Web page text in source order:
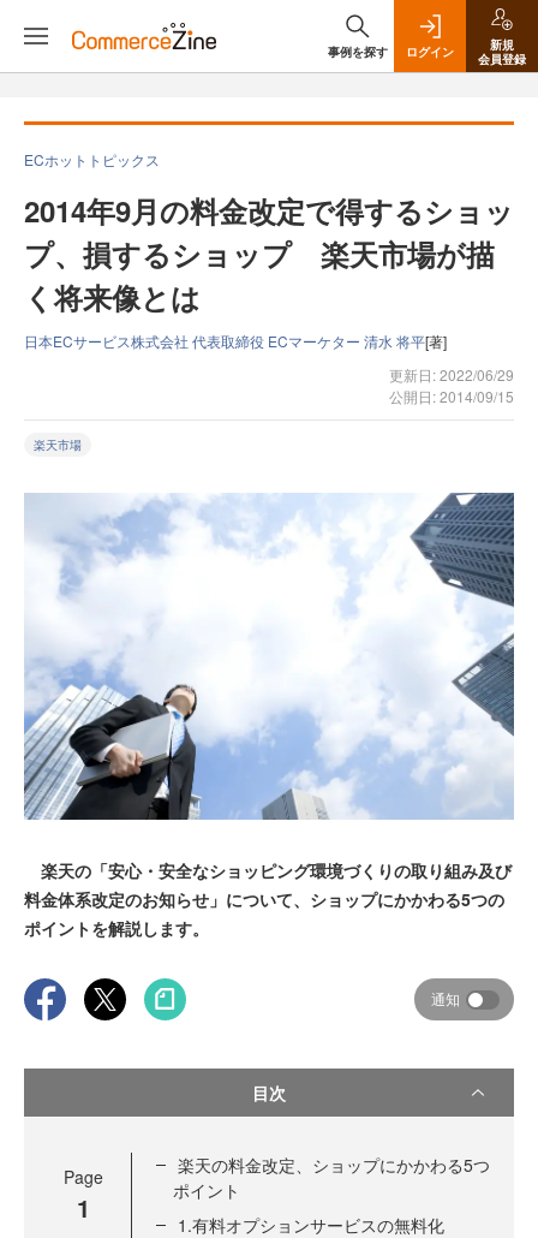
事例を探す ログイン
新規
会員登録
ECホットトピックス
2014年9月の料金改定で得するショッ
プ、損するショップ 楽天市場が描
く将来像とは
日本ECサービス株式会社 代表取締役 ECマーケター 清水 将平[著]
更新日: 2022/06/29
公開日: 2014/09/15
楽天市場
楽天の「安心・安全なショッピング環境づくりの取り組み及び
料金体系改定のお知らせ」について、ショップにかかわる5つの
ポイントを解説します。
通知
目次
Page
1
楽天の料金改定、ショップにかかわる5つ
ポイント
1.有料オプションサービスの無料化